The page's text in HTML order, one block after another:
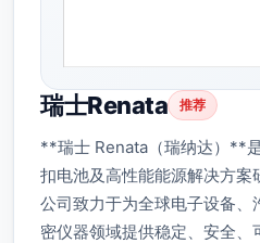
瑞士Renata 推荐
**瑞士 Renata（瑞纳达）**
扣电池及高性能能源解决方案
公司致力于为全球电子设备、
密仪器领域提供稳定、安全